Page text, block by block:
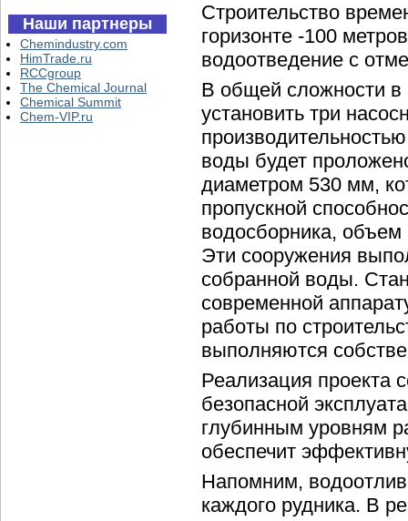
Наши партнеры
Chemindustry.com
HimTrade.ru
RCCgroup
The Chemical Journal
Chemical Summit
Chem-VIP.ru
Строительство
горизонте -100
водоотведение с
В общей сложности в
установить три
воды будет
диаметром 530 мм,
пропускной
водосборника, объем
Эти сооружения
собранной воды.
современной
работы по
выполняются
Реализация проекта
безопасной
глубинным уровням
обеспечит
Напомним,
каждого рудника. В